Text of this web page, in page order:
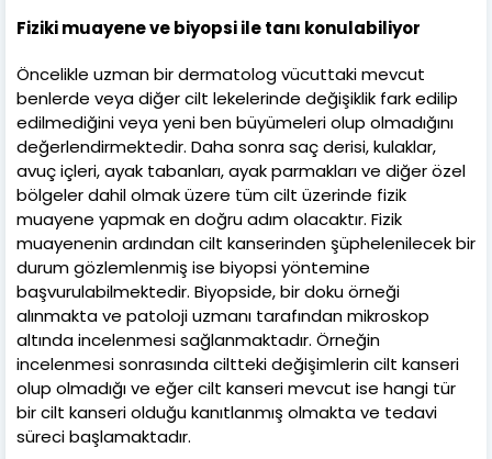
Fiziki muayene ve biyopsi ile tanı konulabiliyor
Öncelikle uzman bir dermatolog vücuttaki mevcut
benlerde veya diğer cilt lekelerinde değişiklik fark edilip
edilmediğini veya yeni ben büyümeleri olup olmadığını
değerlendirmektedir. Daha sonra saç derisi, kulaklar,
avuç içleri, ayak tabanları, ayak parmakları ve diğer özel
bölgeler dahil olmak üzere tüm cilt üzerinde fizik
muayene yapmak en doğru adım olacaktır. Fizik
muayenenin ardından cilt kanserinden şüphelenilecek bir
durum gözlemlenmiş ise biyopsi yöntemine
başvurulabilmektedir. Biyopside, bir doku örneği
alınmakta ve patoloji uzmanı tarafından mikroskop
altında incelenmesi sağlanmaktadır. Örneğin
incelenmesi sonrasında ciltteki değişimlerin cilt kanseri
olup olmadığı ve eğer cilt kanseri mevcut ise hangi tür
bir cilt kanseri olduğu kanıtlanmış olmakta ve tedavi
süreci başlamaktadır.